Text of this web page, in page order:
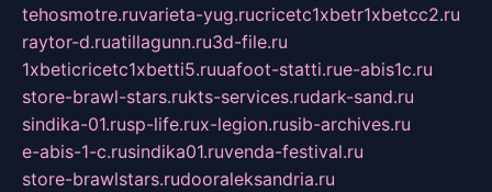
tehosmotre.ruvarieta-yug.rucricetc1xbetr1xbetcc2.ru
raytor-d.ruatillagunn.ru3d-file.ru
1xbeticricetc1xbetti5.ruuafoot-statti.rue-abis1c.ru
store-brawl-stars.rukts-services.rudark-sand.ru
sindika-01.rusp-life.rux-legion.rusib-archives.ru
e-abis-1-c.rusindika01.ruvenda-festival.ru
store-brawlstars.rudooraleksandria.ru